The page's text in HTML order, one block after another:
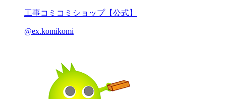
工事コミコミショップ【公式】
@ex.komikomi